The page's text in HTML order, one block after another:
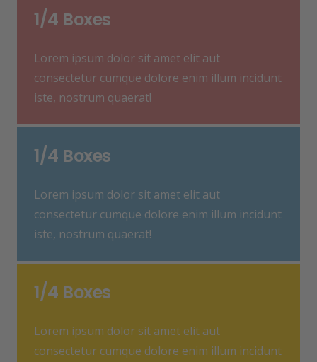
1/4 Boxes
Lorem ipsum dolor sit amet elit aut
consectetur cumque dolore enim illum incidunt
iste, nostrum quaerat!
1/4 Boxes
Lorem ipsum dolor sit amet elit aut
consectetur cumque dolore enim illum incidunt
iste, nostrum quaerat!
1/4 Boxes
Lorem ipsum dolor sit amet elit aut
consectetur cumque dolore enim illum incidunt